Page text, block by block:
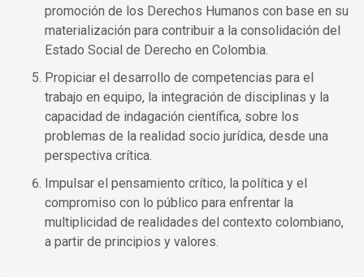
promoción de los Derechos Humanos con base en su
materialización para contribuir a la consolidación del
Estado Social de Derecho en Colombia.
Propiciar el desarrollo de competencias para el
trabajo en equipo, la integración de disciplinas y la
capacidad de indagación científica, sobre los
problemas de la realidad socio jurídica, desde una
perspectiva crítica.
Impulsar el pensamiento crítico, la política y el
compromiso con lo público para enfrentar la
multiplicidad de realidades del contexto colombiano,
a partir de principios y valores.